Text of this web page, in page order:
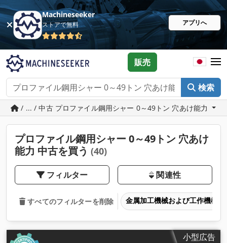
Machineseeker
ストアで無料 アプリへ
検索
販売
/ ... / 中古 プロファイル鋼用シャー 0～49トン 穴あけ能力
プロファイル鋼用シャー 0～49トン 穴あけ
能力 中古を買う (40)
フィルター 関連性
すべてのフィルターを削除 金属加工機械および工作機械
小型広告